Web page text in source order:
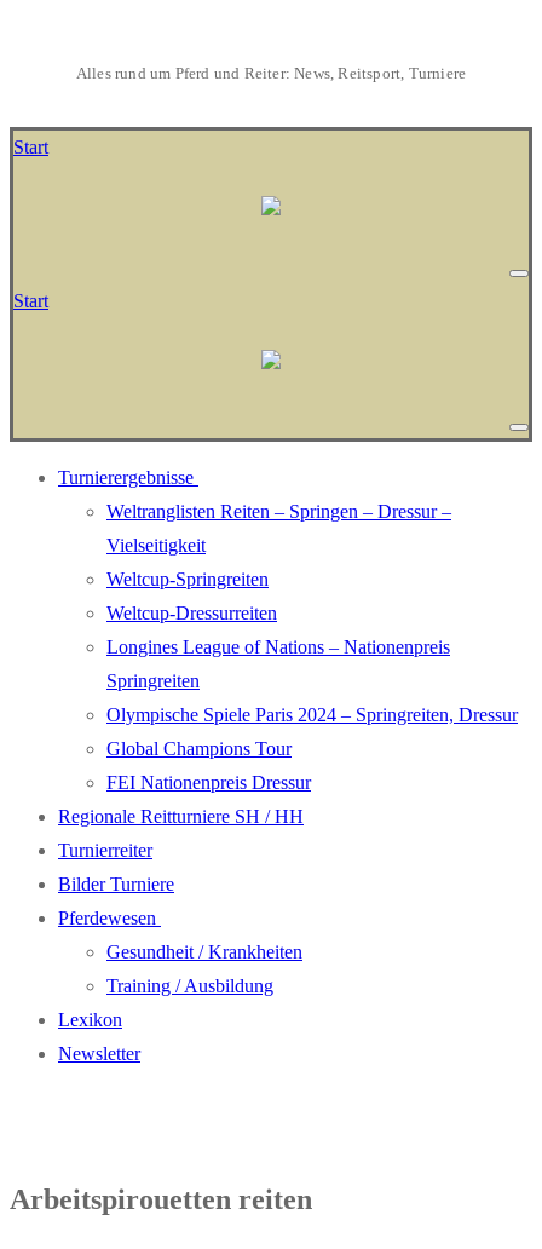
Alles rund um Pferd und Reiter: News, Reitsport, Turniere
Start
Start
Turnierergebnisse
Weltranglisten Reiten – Springen – Dressur –
Vielseitigkeit
Weltcup-Springreiten
Weltcup-Dressurreiten
Longines League of Nations – Nationenpreis
Springreiten
Olympische Spiele Paris 2024 – Springreiten, Dressur
Global Champions Tour
FEI Nationenpreis Dressur
Regionale Reitturniere SH / HH
Turnierreiter
Bilder Turniere
Pferdewesen
Gesundheit / Krankheiten
Training / Ausbildung
Lexikon
Newsletter
Arbeitspirouetten reiten